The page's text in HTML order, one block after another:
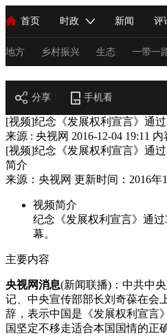
首页 时政 新闻 评
人民领袖习近平 联播+ 中国领导
直播 栏目大全 节目单
海外频道 iPanda English
地方 乡村振兴 生态 一带一
总台春晚 网络春晚
新闻 国内 国际 评论
人民领袖习近平 联播+
视频 小央视频 小央直播
现场
VIP会员 CCTV奥林匹克频道
财经 教育 乡村振兴
分享 手机看
[视频]纪念《发展权利宣言》通
来源 : 央视网 2016-12-04 19:11 内
[视频]纪念《发展权利宣言》通
简介
来源：央视网 更新时间：2016年
视频简介
纪念《发展权利宣言》通
幕。
主要内容
央视网消息(新闻联播)：中共中
记、中央宣传部部长刘奇葆在会
辞，表示中国是《发展权利宣言
国坚定不移走适合本国国情的正